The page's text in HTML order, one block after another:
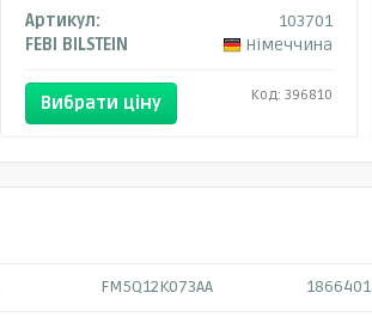
Артикул:
103701
FEBI BILSTEIN
Німеччина
Вибрати ціну Код: 396810
FM5Q12K073AA 1866401